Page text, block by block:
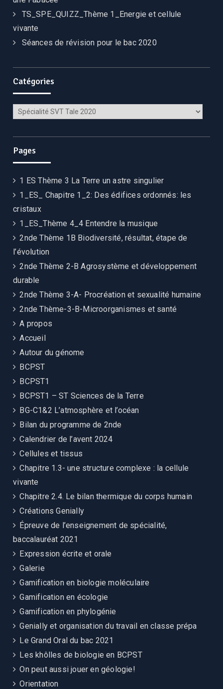
TS_SPE_QUIZZ_Thème 1_Energie et cellule
vivante
Séances de révision pour le bac 2020
Catégories
Catégories
Pages
1 ES Thème 3 La Terre un astre singulier
1_ES_ Chapitre 1_2: Des édifices ordonnés: les
cristaux
1_ES_Thème 4_4 Entendre la musique
2nde Thème 1B Biodiversité, résultat, étape de
l’évolution
2nde Thème 2-B Agrosystème et développement
durable
2nde Thème 3-A- Procréation et sexualité humaine
2nde Thème-3-B-Microorganismes et santé
A propos
Accueil
Autour du génome
BCPST
BCPST1
BCPST1 – ST Sciences de la Terre
BG-C1&2 L’atmosphère et l’océan
Bilan du programme de 2nde
Calendrier de l’avent 2024
Cellules et tissus
Chapitre 1.3- une structure complexe : la cellule
vivante
Chapitre 2.4. Le bilan thermique du corps humain
Créations Genially
Épreuve de l’enseignement de spécialité,
baccalauréat 2021
Expression écrite et orale
Galerie
Gamification en biologie moléculaire
Gamification en écologie
Gamification en phylogénie
Genially et organisation du travail en classe prépa
Le Grand Oral du bac 2021
Les khôlles de biologie en BCPST
On peut aussi jouer en géologie!
Orientation